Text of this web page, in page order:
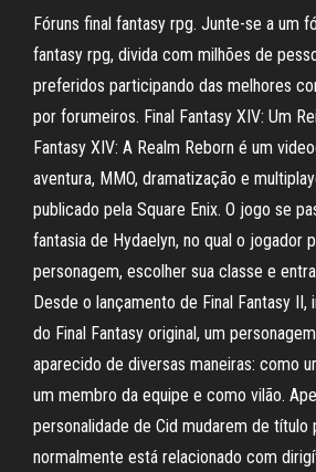
Fóruns final fantasy rpg. Junte-se a um
fantasy rpg, divida com milhões de
preferidos participando das melhores
por forumeiros. Final Fantasy XIV: Um
Fantasy XIV: A Realm Reborn é um
aventura, MMO, dramatização e
publicado pela Square Enix. O jogo se
fantasia de Hydaelyn, no qual o jogador
personagem, escolher sua classe e
Desde o lançamento de Final Fantasy II,
do Final Fantasy original, um
aparecido de diversas maneiras: como
um membro da equipe e como vilão.
personalidade de Cid mudarem de título
normalmente está relacionado com